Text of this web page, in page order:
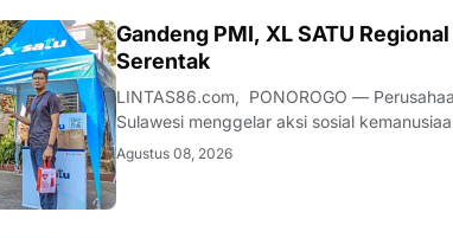
Gandeng PMI, XL SATU
Serentak
LINTAS86.com, PONOROGO —
Sulawesi menggelar aksi sosial
Acara yang mengusung misi
Agustus 08, 2026